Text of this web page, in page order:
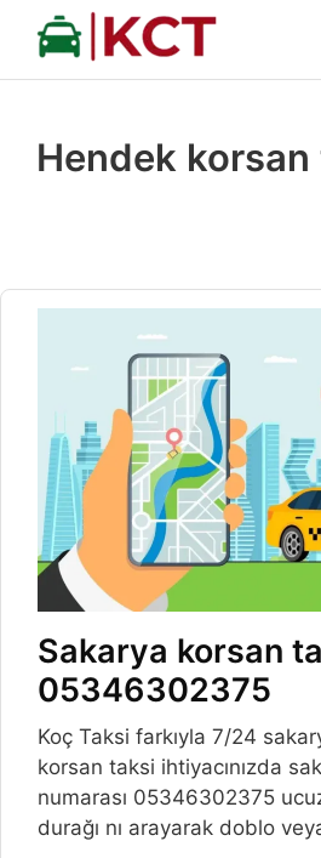
İçeriğe
Hendek
Sakarya korsan
05346302375
Koç Taksi farkıyla 7/24
korsan taksi ihtiyacınızda
numarası 05346302375
durağı nı arayarak doblo